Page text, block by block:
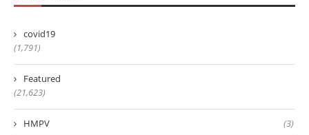
covid19
(1,791)
Featured
(21,623)
HMPV (3)